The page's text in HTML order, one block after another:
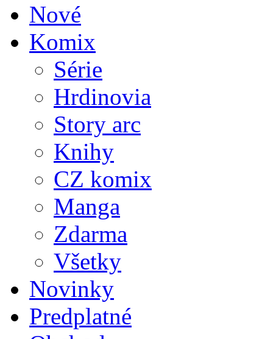
Nové
Komix
Série
Hrdinovia
Story arc
Knihy
CZ komix
Manga
Zdarma
Všetky
Novinky
Predplatné